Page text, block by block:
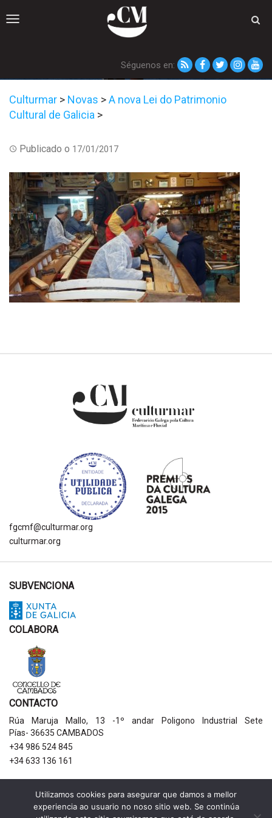
Toggle
Séguenos en:
Culturmar > Novas >A nova Lei do Patrimonio
Cultural de Galicia >
Publicado o 17/01/2017
fgcmf@culturmar.org
culturmar.org
SUBVENCIONA
COLABORA
CONTACTO
Rúa Maruja Mallo, 13 -1º andar Poligono Industrial Sete
Pías- 36635 CAMBADOS
+34 986 524 845
+34 633 136 161
AVISOS LEGAIS
Política de privacidade
Utilizamos cookies para asegurar que damos a mellor
experiencia ao usuario no noso sitio web. Se continúa